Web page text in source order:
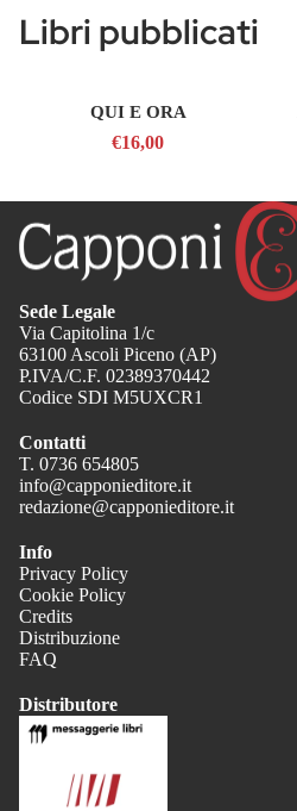
Libri pubblicati
QUI E ORA
€16,00
Sede Legale
Via Capitolina 1/c
63100 Ascoli Piceno (AP)
P.IVA/C.F. 02389370442
Codice SDI M5UXCR1
Contatti
T. 0736 654805
info@capponieditore.it
redazione@capponieditore.it
Info
Privacy Policy
Cookie Policy
Credits
Distribuzione
FAQ
Distributore